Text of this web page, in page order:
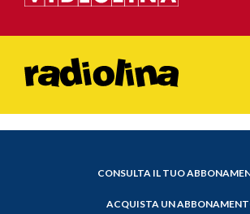
CONSULTA IL TUO
ACQUISTA UN